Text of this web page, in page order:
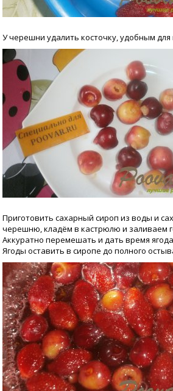
У черешни удалить косточку, удобным для
Приготовить сахарный сироп из воды и
черешню, кладём в кастрюлю и заливаем
Аккуратно перемешать и дать время
Ягоды оставить в сиропе до полного